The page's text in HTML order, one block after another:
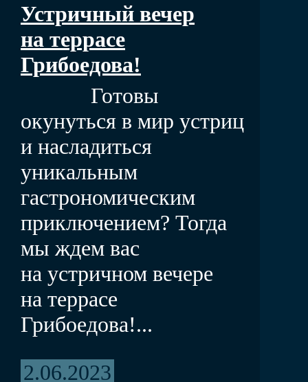
Устричный вечер
на террасе
Грибоедова!
Готовы
окунуться в мир устриц
и насладиться
уникальным
гастрономическим
приключением? Тогда
мы ждем вас
на устричном вечере
на террасе
Грибоедова!...
2.06.2023